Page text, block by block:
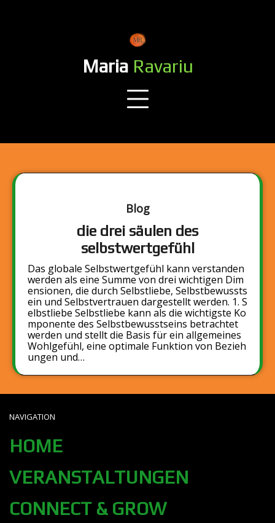
Maria Ravariu
Blog
die drei säulen des
selbstwertgefühl
Das globale Selbstwertgefühl kann verstanden
werden als eine Summe von drei wichtigen Dim
ensionen, die durch Selbstliebe, Selbstbewussts
ein und Selbstvertrauen dargestellt werden. 1. S
elbstliebe Selbstliebe kann als die wichtigste Ko
mponente des Selbstbewusstseins betrachtet
werden und stellt die Basis für ein allgemeines
Wohlgefühl, eine optimale Funktion von Bezieh
ungen und…
NAVIGATION
HOME
VERANSTALTUNGEN
CONNECT & GROW